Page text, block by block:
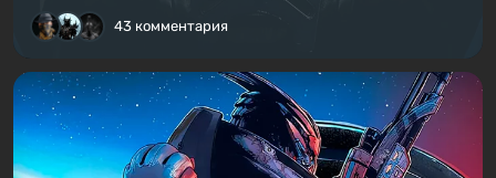
43 комментария